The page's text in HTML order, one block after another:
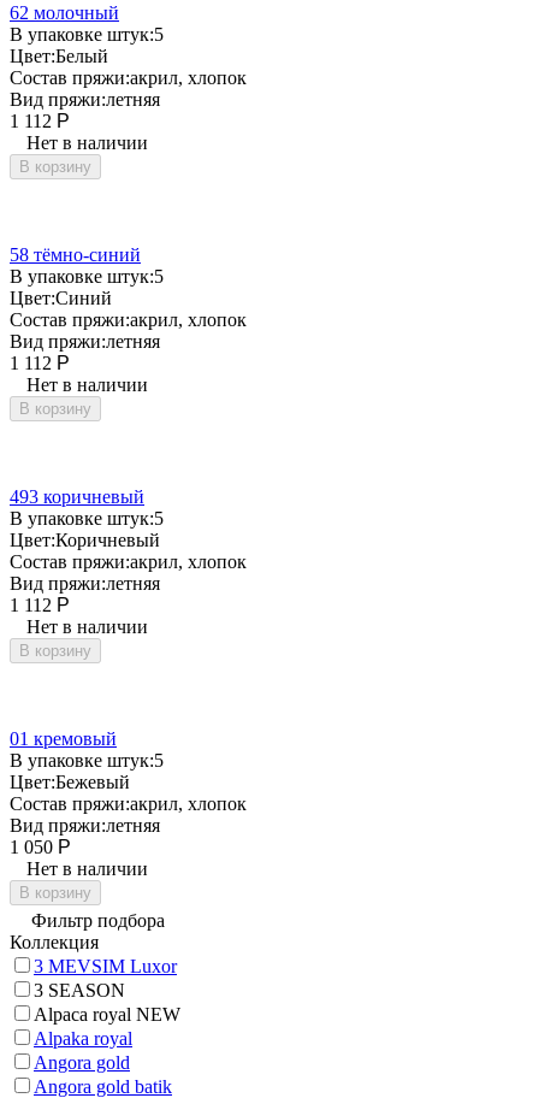
62 молочный
В упаковке штук:5
Цвет:Белый
Состав пряжи:акрил, хлопок
Вид пряжи:летняя
1 112 Р
Нет в наличии
В корзину
58 тёмно-синий
В упаковке штук:5
Цвет:Синий
Состав пряжи:акрил, хлопок
Вид пряжи:летняя
1 112 Р
Нет в наличии
В корзину
493 коричневый
В упаковке штук:5
Цвет:Коричневый
Состав пряжи:акрил, хлопок
Вид пряжи:летняя
1 112 Р
Нет в наличии
В корзину
01 кремовый
В упаковке штук:5
Цвет:Бежевый
Состав пряжи:акрил, хлопок
Вид пряжи:летняя
1 050 Р
Нет в наличии
В корзину
Фильтр подбора
Коллекция
3 MEVSIM Luxor
3 SEASON
Alpaca royal NEW
Alpaka royal
Angora gold
Angora gold batik